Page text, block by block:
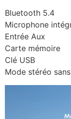
Bluetooth 5.4
Microphone
Entrée Aux
Carte mémoire
Clé USB
Mode stéréo